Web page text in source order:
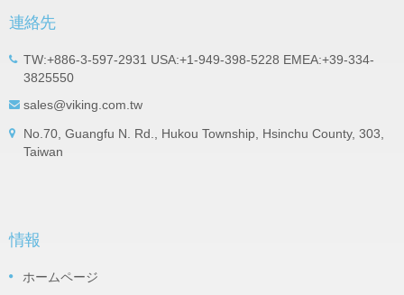
連絡先
TW:+886-3-597-2931 USA:+1-949-398-5228 EMEA:+39-334-
3825550
sales@viking.com.tw
No.70, Guangfu N. Rd., Hukou Township, Hsinchu County, 303,
Taiwan
情報
ホームページ